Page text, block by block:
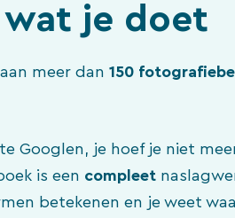
je doet
meer dan 150
Googlen, je hoef je niet
is een compleet
betekenen en je weet